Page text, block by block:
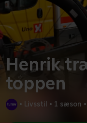
Henrik
toppen
• Livsstil • 1 sæson •